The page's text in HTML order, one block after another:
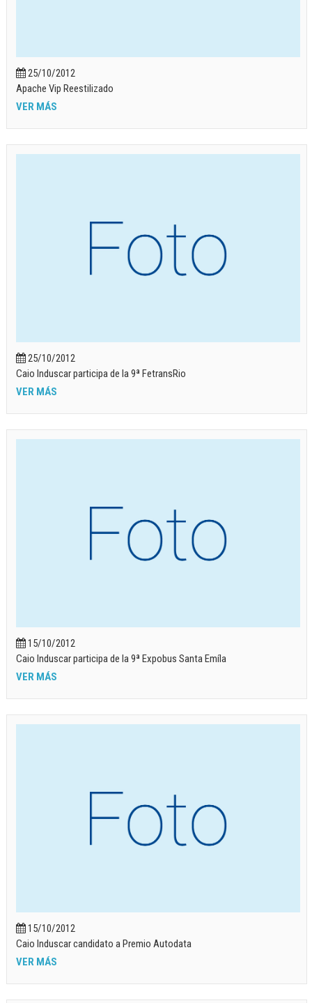
25/10/2012
Apache Vip Reestilizado
VER MÁS
25/10/2012
Caio Induscar participa de la 9ª FetransRio
VER MÁS
15/10/2012
Caio Induscar participa de la 9ª Expobus Santa Emíla
VER MÁS
15/10/2012
Caio Induscar candidato a Premio Autodata
VER MÁS